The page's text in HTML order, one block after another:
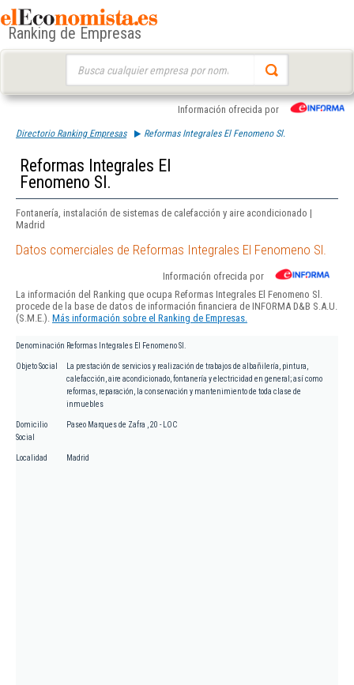
Ranking de Empresas
Información ofrecida por
Directorio Ranking Empresas Reformas Integrales El Fenomeno Sl.
Reformas Integrales El
Fenomeno Sl.
Fontanería, instalación de sistemas de calefacción y aire acondicionado |
Madrid
Datos comerciales de Reformas Integrales El Fenomeno Sl.
Información ofrecida por
La información del Ranking que ocupa Reformas Integrales El Fenomeno Sl.
procede de la base de datos de información financiera de INFORMA D&B S.A.U.
(S.M.E.). Más información sobre el Ranking de Empresas.
Denominación Reformas Integrales El Fenomeno Sl.
Objeto Social
La prestación de servicios y realización de trabajos de albañilería, pintura,
calefacción, aire acondicionado, fontanería y electricidad en general; así como
reformas, reparación, la conservación y mantenimiento de toda clase de
inmuebles
Domicilio
Social
Paseo Marques de Zafra , 20 - LOC
Localidad Madrid